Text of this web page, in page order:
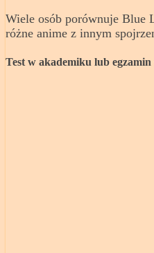
Wiele osób porównuje Blue
różne anime z innym
Test w akademiku lub egzamin